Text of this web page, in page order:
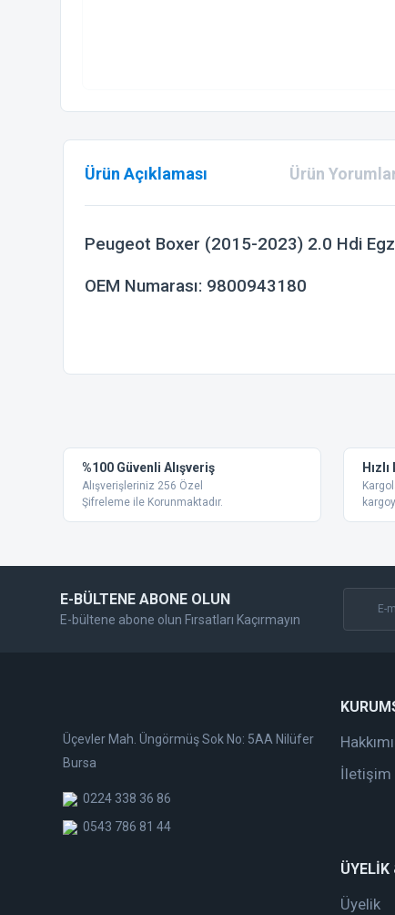
Ürün Açıklaması Ürün
Peugeot Boxer (2015-2023) 2.0 Hdi
OEM Numarası: 9800943180
Ürün resmi kalitesiz, bozuk veya görüntülenemiyor.
Ürün açıklamasında eksik bilgiler bulunuyor.
Ürün bilgilerinde hatalar bulunuyor.
Ürün fiyatı diğer sitelerden daha pahalı.
%100 Güvenli Alışveriş
Alışverişleriniz 256 Özel
Şifreleme ile Korunmaktadır.
E-BÜLTENE ABONE OLUN
E-bültene abone olun Fırsatları Kaçırmayın
Üçevler Mah. Üngörmüş Sok No: 5AA Nilüfer
Bursa
0224 338 36 86
0543 786 81 44
İletişim
ÜYELİK
Üyelik